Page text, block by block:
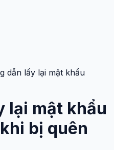
dẫn lấy lại mật khẩu
lại mật khẩu
bị quên